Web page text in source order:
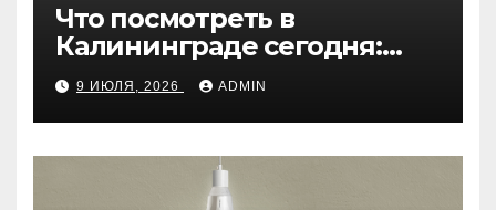
Что посмотреть в
Калининграде сегодня:
путеводитель по самому
западному городу России
9 ИЮЛЯ, 2026 ADMIN